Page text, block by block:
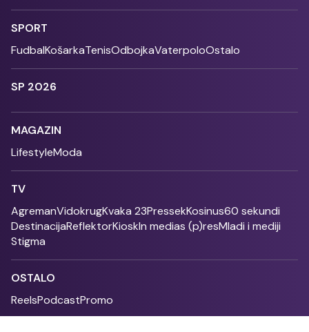
SPORT
FudbalKošarkaTenisOdbojkaVaterpoloOstalo
SP 2026
MAGAZIN
LifestyleModa
TV
AgremanVidokrugKvaka 23PressekKosinus60 sekundi
DestinacijaReflektorKioskIn medias (p)resMladi i mediji
Stigma
OSTALO
ReelsPodcastPromo